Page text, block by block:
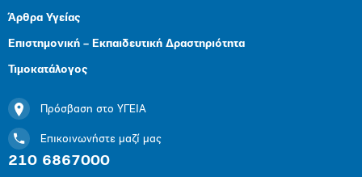
Άρθρα Υγείας
Επιστημονική – Εκπαιδευτική Δραστηριότητα
Τιμοκατάλογος
Πρόσβαση στο ΥΓΕΙΑ
Επικοινωνήστε μαζί μας
210 6867000